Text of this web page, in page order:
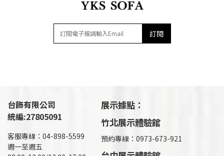
訂閱
台飾有限公司
統編:27805091
客服專線：04-898-5599
週一至週五
展示據點：
竹北展示體驗館
預約專線：0973-673-921